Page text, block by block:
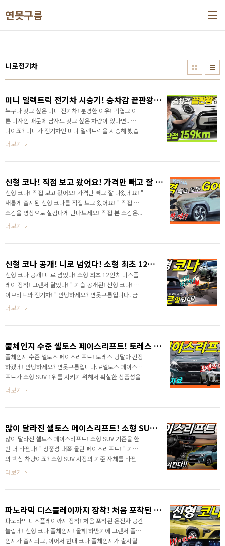
연못구름
니로전기차
미니 일렉트릭 전기차 시승기! 승차감 끝판왕! 단점은 159km 전기차 구입한다면 이 차량을 꼭 시승해 보세요!
누구나 갖고 싶은 미니 전기차! 분명한 이유! 귀엽고 이
쁜 디자인 때문에 남자도 갖고 싶은 차량이 있다면.. 미
니이죠? 미니가 전기차인 미니 일렉트릭을 시승해 봤습
니다. 너무 놀랐는데.. 이유는 바로 승차감입니다.
더보기
신형 코나! 직접 보고 왔어요! 가격만 빼고 잘 나왔네요!
신형 코나! 직접 보고 왔어요! 가격만 빼고 잘 나왔네요! "
새롭게 출시된 신형 코나를 직접 보고 왔어요! " 직접 본
소감을 영상으로 실감나게 만나보세요! 직접 본 소감은...
가격 빼고는 잘 나온 것 같습니다. 신차 추천영상!
더보기
신형 코나 공개! 니로 넘었다! 소형 최초 12인치 디스플레이 장착! 그랜저 닮았다!
신형 코나 공개! 니로 넘었다! 소형 최초 12인치 디스플
레이 장착! 그랜저 닮았다! " 기습 공개된! 신형 코나! 하
이브리드와 전기차! " 안녕하세요? 연못구름입니다. 금
일 새벽 현대 신형 코나가 공개되었습니다. 영상으로 세
로 3대의 차량을 동시에 공개했습니다. 이 차량이 내연
모델 디자인을 동시에 비교해 보면 내연기관과 하이브
리드 모델에는 역삼각형 디자인의 강렬해 보이는 프론
트 범퍼 디자인을 적용하면서 대담하고 강인함을 느낌
을 강조했어요! 전기차 모델의 전면 DRL에는 중앙 부분
미래지향적인 디자인을 강조했네요! 반면 N 라인에는
스포티함을 강조해..
더보기
풀체인지 수준 셀토스 페이스리프트! 토레스 덩달아 긴장하겠네!
풀체인지 수준 셀토스 페이스리프트! 토레스 덩달아 긴장
하겠네! 안녕하세요? 연못구름입니다. #셀토스 페이스리
프트가 소형 SUV 1위를 지키기 위해서 확실한 상품성을
갖추고 출시가 된다고 알려드렸어요? 영업자료가 공개되
요! " 풀체인지 수준 페이스리프트! 셀토스 작정했네! "
많은 분들이 두 차량 사이에서 고민하고 있는 것을 알 수
있네요! 직접 보고 온 토레스도 정말 만만치 않게 출시가
된 것을 확인할 수 있었는데.. 셀토스를 페이스리프트를
통해서 얼마나 달라지는지 달라질 디자인, 핵심인 파워트
과 출시일까지 한방에 알려드릴게요! 영상으로 가..
더보기
많이 달라진 셀토스 페이스리프트! 소형 SUV 기준을 한번 더 바뀐다!
많이 달라진 셀토스 페이스리프트! 소형 SUV 기준을 한
번 더 바뀐다! " 상품성 대폭 올린 페이스리프트! " 기아
의 핵심 차량이죠? 소형 SUV 시장의 기준 자체를 바뀐
셀토스가 페이스리프트로 공개 되었습니다. 페이스리프
상품성을 한층 높였는데.. 어떤 점이 달라졌는지 빠르게
스! 정말 자랑스러운 차량이라고 생각하는데.. 제가 셀토
스 차량이 처음 공개가 되었을 때에 이런 말을 했어요?
"소형차량의 기준을 바뀌게 될 차량이다" 셀토스가 출
시될 2019년만 해도 소형 차량은 저렴한 차량 그래서
더보기
파노라믹 디스플레이까지 장착! 처음 포착된 운전자 공간 놀랍네! 신형 코나 풀체인지!
파노라믹 디스플레이까지 장착! 처음 포착된 운전자 공간
놀랍네! 신형 코나 풀체인지! 올해 하반기에 그랜저 풀체
인지가 출시되고, 이어서 현대 코나 풀체인지가 출시될